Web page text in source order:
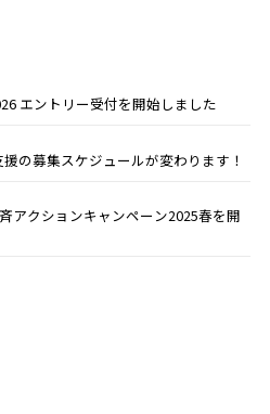
エントリー受付を開始しました
の募集スケジュールが変わります！
斉アクションキャンペーン2025春を開